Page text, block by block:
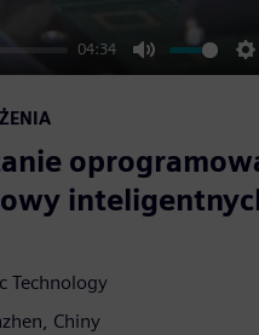
04:34
Mute
Technology
Chiny